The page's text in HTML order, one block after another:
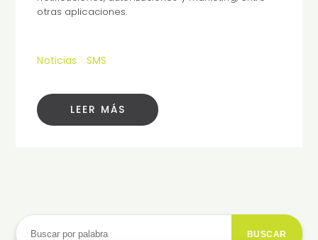
otras aplicaciones.
Noticias SMS
LEER MÁS
BUSCAR